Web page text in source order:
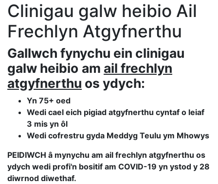
Clinigau galw heibio Ail
Frechlyn Atgyfnerthu
Gallwch fynychu ein clinigau
galw heibio am ail frechlyn
atgyfnerthu os ydych:
Yn 75+ oed
Wedi cael eich pigiad atgyfnerthu cyntaf o leiaf
3 mis yn ôl
Wedi cofrestru gyda Meddyg Teulu ym Mhowys
PEIDIWCH â mynychu am ail frechlyn atgyfnerthu os
ydych wedi profi'n bositif am COVID-19 yn ystod y 28
diwrnod diwethaf.